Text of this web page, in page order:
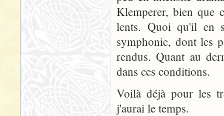
Klemperer, bien que
lents. Quoi qu'il en
symphonie, dont les
rendus. Quant au
dans ces conditions.
Voilà déjà pour les
j'aurai le temps.